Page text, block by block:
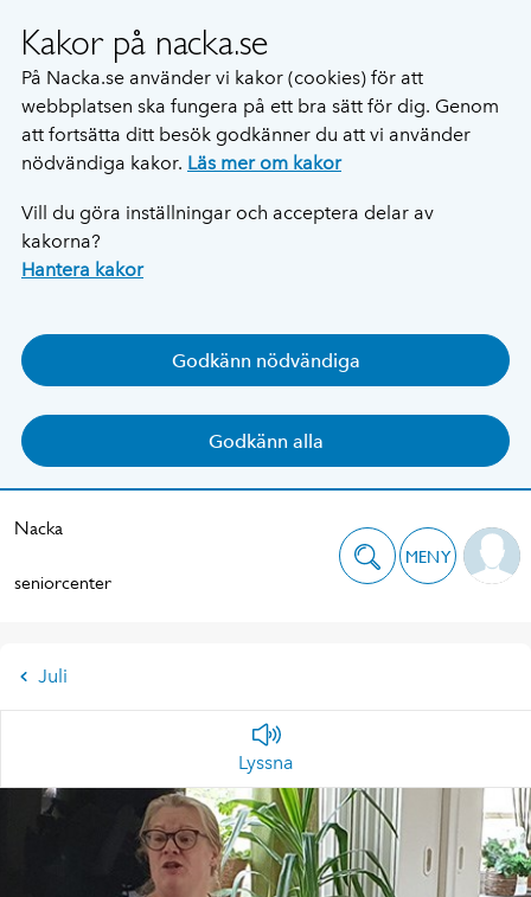
Kakor på nacka.se
På Nacka.se använder vi kakor (cookies) för att
webbplatsen ska fungera på ett bra sätt för dig. Genom
att fortsätta ditt besök godkänner du att vi använder
nödvändiga kakor. Läs mer om kakor
Vill du göra inställningar och acceptera delar av
kakorna?
Hantera kakor
Godkänn nödvändiga
Godkänn alla
Nacka
seniorcenter
MENY
Juli
Lyssna